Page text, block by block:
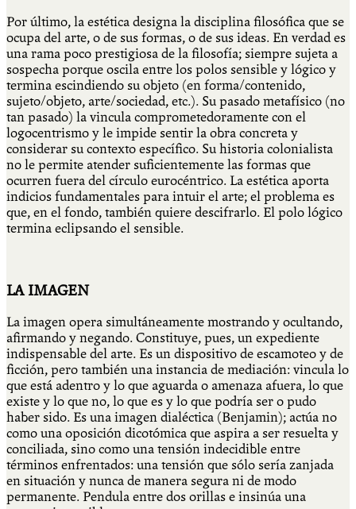
Por último, la estética designa la disciplina filosófica que se
ocupa del arte, o de sus formas, o de sus ideas. En verdad es
una rama poco prestigiosa de la filosofía; siempre sujeta a
sospecha porque oscila entre los polos sensible y lógico y
termina escindiendo su objeto (en forma/contenido,
sujeto/objeto, arte/sociedad, etc.). Su pasado metafísico (no
tan pasado) la vincula comprometedoramente con el
logocentrismo y le impide sentir la obra concreta y
considerar su contexto específico. Su historia colonialista
no le permite atender suficientemente las formas que
ocurren fuera del círculo eurocéntrico. La estética aporta
indicios fundamentales para intuir el arte; el problema es
que, en el fondo, también quiere descifrarlo. El polo lógico
termina eclipsando el sensible.
LA IMAGEN
La imagen opera simultáneamente mostrando y ocultando,
afirmando y negando. Constituye, pues, un expediente
indispensable del arte. Es un dispositivo de escamoteo y de
ficción, pero también una instancia de mediación: vincula lo
que está adentro y lo que aguarda o amenaza afuera, lo que
existe y lo que no, lo que es y lo que podría ser o pudo
haber sido. Es una imagen dialéctica (Benjamin); actúa no
como una oposición dicotómica que aspira a ser resuelta y
conciliada, sino como una tensión indecidible entre
términos enfrentados: una tensión que sólo sería zanjada
en situación y nunca de manera segura ni de modo
permanente. Pendula entre dos orillas e insinúa una